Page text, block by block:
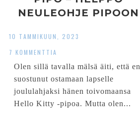
NEULEOHJE PIPOON
10 TAMMIKUUN, 2023
7 KOMMENTTIA
Olen sillä tavalla mälsä äiti, että en
suostunut ostamaan lapselle
joululahjaksi hänen toivomaansa
Hello Kitty -pipoa. Mutta olen...